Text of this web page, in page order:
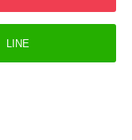
LINE